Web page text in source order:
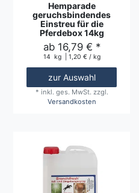
Hemparade
geruchsbindendes
Einstreu für die
Pferdebox 14kg
ab 16,79 € *
14 kg | 1,20 € / kg
zur Auswahl
* inkl. ges. MwSt. zzgl.
Versandkosten